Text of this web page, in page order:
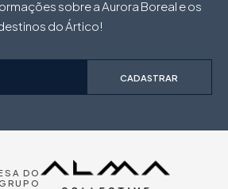
sobre a Aurora Boreal e os
do Ártico!
CADASTRAR
DO
GRUPO